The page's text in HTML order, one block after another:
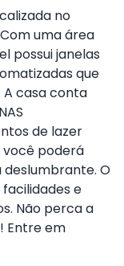
no
uma área
possui janelas
que
casa conta
de lazer
você poderá
O
e
Não perca a
Entre em